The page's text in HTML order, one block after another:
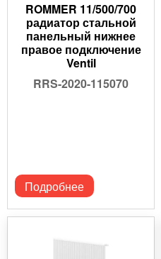
ROMMER 11/500/700
радиатор стальной
панельный нижнее
правое подключение
Ventil
RRS-2020-115070
Подробнее